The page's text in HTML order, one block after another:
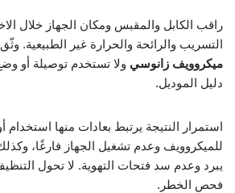
راقب الكابل والمقبس ومكان الجهاز خلال
التسريب والرائحة والحرارة غير الطبيعية.
ميكروويف زانوسي ولا تستخدم توصيلة أو
دليل الموديل.
استمرار النتيجة يرتبط بعادات منها
للميكروويف وعدم تشغيل الجهاز فارغًا،
يبرد وعدم سد فتحات التهوية. لا تحول
فحص الخطر.